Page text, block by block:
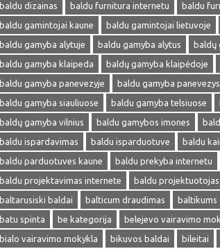
baldu dizainas
baldu furnitura internetu baldu
baldu gamintojai kaune
baldu gamintojai lietuvoje
baldu gamyba alytuje
baldu gamyba alytus baldų
baldu gamyba klaipeda
baldų gamyba klaipėdoje
baldu gamyba panevezyje
baldu gamyba panevezys
baldu gamyba siauliuose
baldu gamyba telsiuose
baldų gamyba vilnius
baldu gamybos imones
baldu ispardavimas
baldu isparduotuve baldu
baldu parduotuves kaune
baldu prekyba internetu
baldu projektavimas internete
baldu projektuotojas
baltarusiski baldai
balticum draudimas baltikums
batu spinta
be kategorija belejevo vairavimo
bialo vairavimo mokykla
bikuvos baldai bileitai